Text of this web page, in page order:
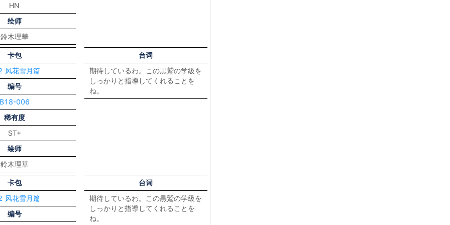
HN
绘师
鈴木理華
卡包
风花雪月篇
编号
006
稀有度
ST+
绘师
鈴木理華
台词
期待しているわ。この黒鷲の学級を
しっかりと指導してくれることを
ね。
卡包
风花雪月篇
编号
台词
期待しているわ。この黒鷲の学級を
しっかりと指導してくれることを
ね。